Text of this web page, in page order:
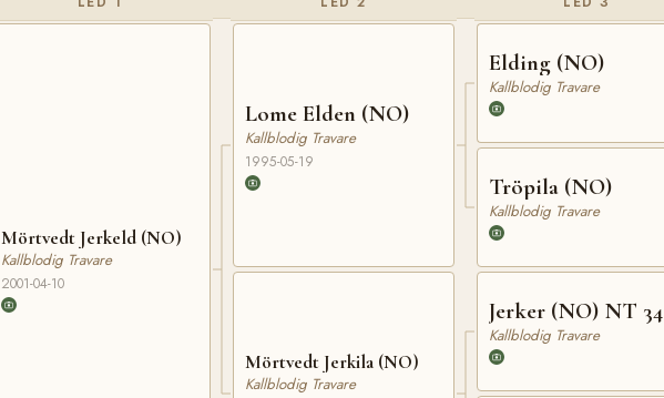
Mörtvedt Jerkeld (NO)
Kallblodig Travare
2001-04-10
Lome Elden (NO)
Kallblodig Travare
1995-05-19
Mörtvedt Jerkila (NO)
Kallblodig Travare
Elding (NO)
Kallblodig Travare
Tröpila (NO)
Kallblodig Travare
Jerker (NO) NT 34
Kallblodig Travare